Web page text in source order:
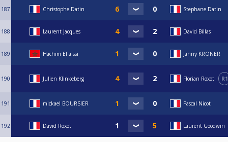
187 Christophe Datin Stephane Datin
188 Laurent Jacques David Billas
189 Hachim El aissi Janny KRONER
190 Julien Klinkeberg Florian Roxot R1
191 mickael BOURSIER Pascal Nicot
192 David Roxot Laurent Goodwin